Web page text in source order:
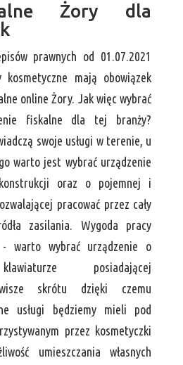
Żory dla
prawnych od 01.07.2021
mają obowiązek
online Żory. Jak więc wybrać
fiskalne dla tej branży?
swoje usługi w terenie, u
warto jest wybrać urządzenie
oraz o pojemnej i
pracować przez cały
zasilania. Wygoda pracy
warto wybrać urządzenie o
posiadającej
skrótu dzięki czemu
usługi będziemy mieli pod
przez kosmetyczki
umieszczania własnych